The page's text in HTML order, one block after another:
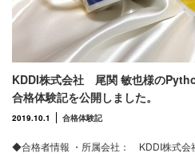
KDDI株式会社 尾関 敏也様の
合格体験記を公開しました。
2019.10.1 合格体験記
◆合格者情報 ・所属会社： KDDI株式会